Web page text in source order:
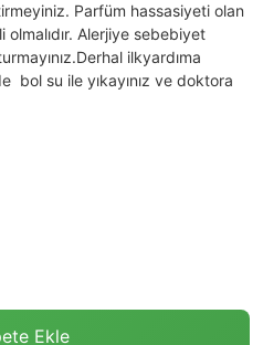
Parfüm hassasiyeti olan
Alerjiye sebebiyet
ilkyardıma
bol su ile yıkayınız ve doktora
Ekle